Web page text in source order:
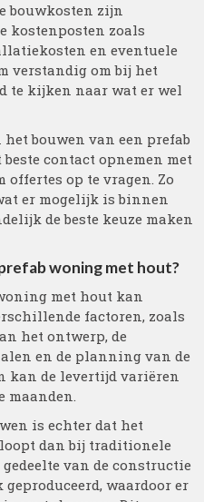
bouwkosten zijn
kostenposten zoals
en eventuele
verstandig om bij het
te kijken naar wat er wel
bouwen van een prefab
contact opnemen met
op te vragen. Zo
er mogelijk is binnen
de beste keuze maken
woning met hout?
met hout kan
factoren, zoals
het ontwerp, de
en de planning van de
kan de levertijd variëren
maanden.
is echter dat het
dan bij traditionele
van de constructie
waardoor er